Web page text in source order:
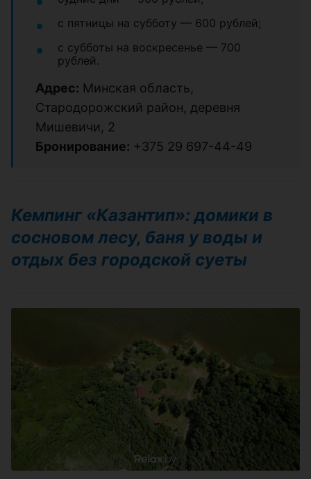
с пятницы на субботу — 600 рублей;
с субботы на воскресенье — 700
рублей.
Адрес: Минская область,
Стародорожский район, деревня
Мишевичи, 2
Бронирование: +375 29 697-44-49
Кемпинг «Казантип»: домики в
сосновом лесу, баня у воды и
отдых без городской суеты